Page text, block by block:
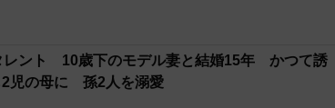
レント 10歳下のモデル妻と結婚15年 かつて誘
2児の母に 孫2人を溺愛